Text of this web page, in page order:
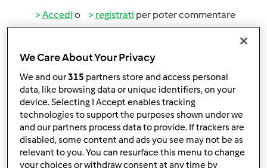
Accedi o registrati per poter commentare
Ven, 02/28/2014 - 14:16
We Care About Your Privacy
We and our315 partners store and access personal
data, like browsing data or unique identifiers, on your
device. Selecting I Accept enables tracking
technologies to support the purposes shown under we
and our partners process data to provide. If trackers are
disabled, some content and ads you see may not be as
relevant to you. You can resurface this menu to change
your choices or withdraw consent at any time by